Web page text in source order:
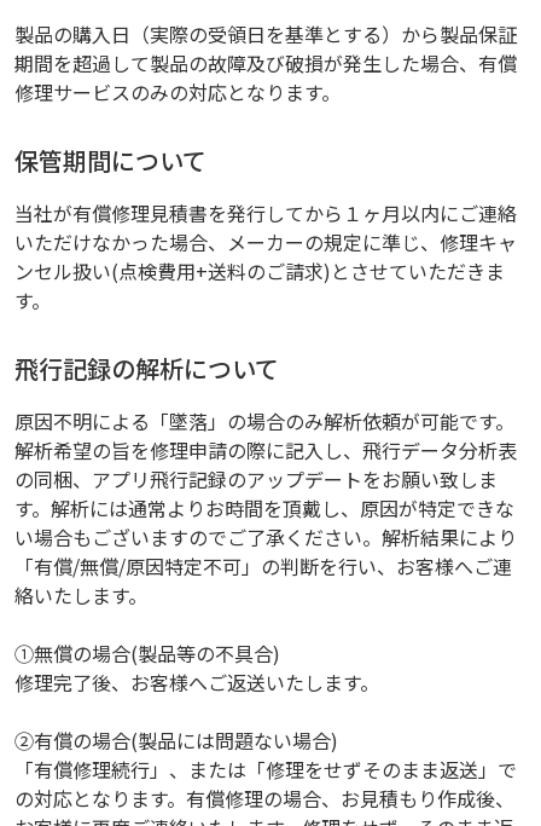
製品の購入日（実際の受領日を基準とする）から製品保証
期間を超過して製品の故障及び破損が発生した場合、有償
修理サービスのみの対応となります。
保管期間について
当社が有償修理見積書を発行してから１ヶ月以内にご連絡
いただけなかった場合、メーカーの規定に準じ、修理キャ
ンセル扱い(点検費用+送料のご請求)とさせていただきま
す。
飛行記録の解析について
原因不明による「墜落」の場合のみ解析依頼が可能です。
解析希望の旨を修理申請の際に記入し、飛行データ分析表
の同梱、アプリ飛行記録のアップデートをお願い致しま
す。解析には通常よりお時間を頂戴し、原因が特定できな
い場合もございますのでご了承ください。解析結果により
「有償/無償/原因特定不可」の判断を行い、お客様へご連
絡いたします。
①無償の場合(製品等の不具合)
修理完了後、お客様へご返送いたします。
②有償の場合(製品には問題ない場合)
「有償修理続行」、または「修理をせずそのまま返送」で
の対応となります。有償修理の場合、お見積もり作成後、